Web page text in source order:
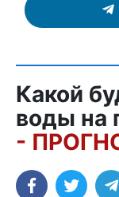
Какой
воды на
-